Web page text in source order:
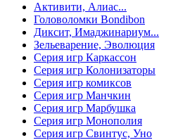
Активити, Алиас...
Головоломки Bondibon
Диксит, Имаджинариум...
Зельеварение, Эволюция
Серия игр Каркассон
Серия игр Колонизаторы
Серия игр комиксов
Серия игр Манчкин
Серия игр Марбушка
Серия игр Монополия
Серия игр Свинтус, Уно